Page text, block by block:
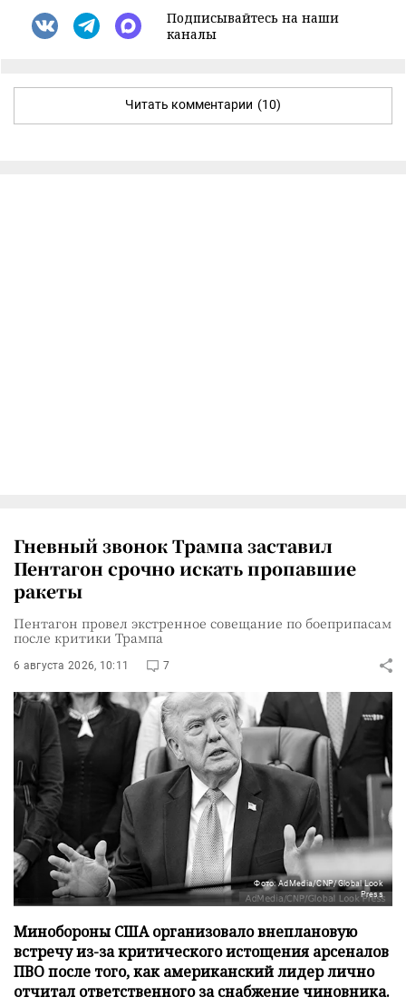
Подписывайтесь на наши
каналы
Читать комментарии (10)
Гневный звонок Трампа заставил
Пентагон срочно искать пропавшие
ракеты
Пентагон провел экстренное совещание по боеприпасам
после критики Трампа
6 августа 2026, 10:11 7
Фото: AdMedia/CNP/Global Look
Press
Минобороны США организовало внеплановую
встречу из-за критического истощения арсеналов
ПВО после того, как американский лидер лично
отчитал ответственного за снабжение чиновника.